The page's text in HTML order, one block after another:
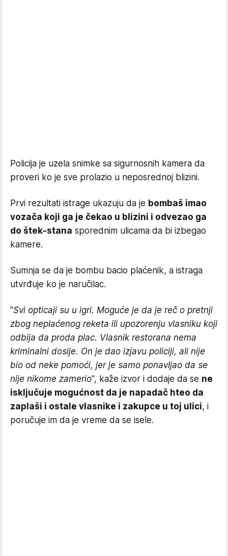
Policija je uzela snimke sa sigurnosnih kamera da
proveri ko je sve prolazio u neposrednoj blizini.
Prvi rezultati istrage ukazuju da je bombaš imao
vozača koji ga je čekao u blizini i odvezao ga
do štek-stana sporednim ulicama da bi izbegao
kamere.
Sumnja se da je bombu bacio plaćenik, a istraga
utvrđuje ko je naručilac.
"Svi opticaji su u igri. Moguće je da je reč o pretnji
zbog neplaćenog reketa ili upozorenju vlasniku koji
odbija da proda plac. Vlasnik restorana nema
kriminalni dosije. On je dao izjavu policiji, ali nije
bio od neke pomoći, jer je samo ponavljao da se
nije nikome zamerio", kaže izvor i dodaje da se ne
isključuje mogućnost da je napadač hteo da
zaplaši i ostale vlasnike i zakupce u toj ulici, i
poručuje im da je vreme da se isele.